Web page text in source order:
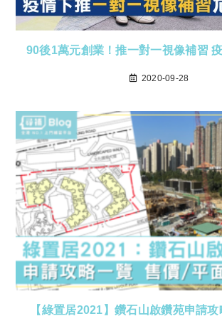
90後1萬元創業！推一對一視像補習
2020-09-28
【綠置居2021】鑽石山啟鑽苑申請